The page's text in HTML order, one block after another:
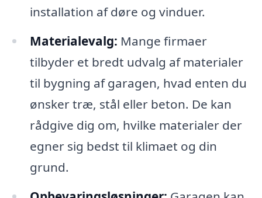
installation af døre og vinduer.
Materialevalg: Mange firmaer
tilbyder et bredt udvalg af materialer
til bygning af garagen, hvad enten du
ønsker træ, stål eller beton. De kan
rådgive dig om, hvilke materialer der
egner sig bedst til klimaet og din
grund.